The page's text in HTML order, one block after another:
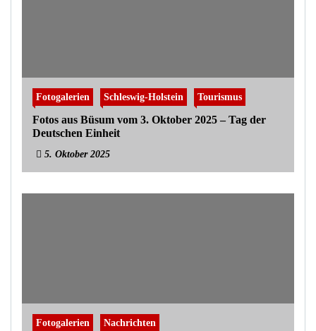
Fotogalerien Schleswig-Holstein Tourismus
Fotos aus Büsum vom 3. Oktober 2025 – Tag der
Deutschen Einheit
5. Oktober 2025
Fotogalerien Nachrichten